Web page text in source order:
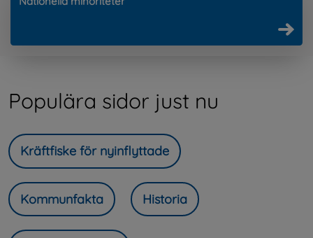
Populära sidor just nu
Kräftfiske för nyinflyttade
Kommunfakta Historia